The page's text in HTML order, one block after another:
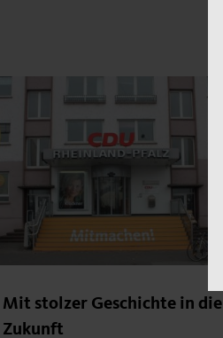
Mit stolzer Geschichte in die
Zukunft